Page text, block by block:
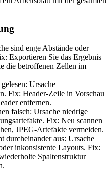
sind enge Abstände oder
Exportieren Sie das Ergebnis
die betroffenen Zellen im
Ursache
Fix: Header-Zeile in Vorschau
entfernen.
falsch: Ursache niedrige
Fix: Neu scannen
JPEG-Artefakte vermeiden.
durcheinander aus: Ursache
inkonsistente Layouts. Fix:
Spaltenstruktur